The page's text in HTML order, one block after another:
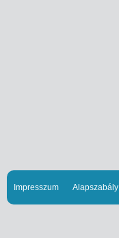
Impresszum Alapszabály